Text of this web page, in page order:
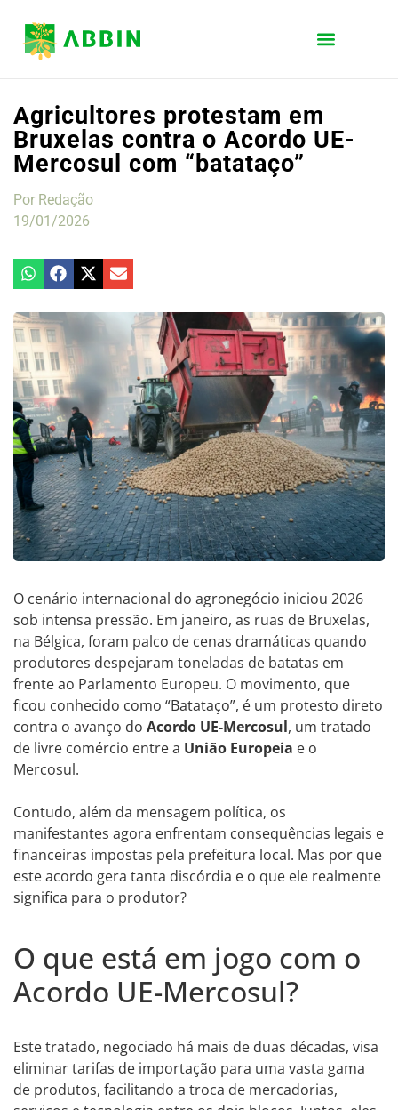
Agricultores protestam em
Bruxelas contra o Acordo UE-
Mercosul com “batataço”
Por Redação
19/01/2026
O cenário internacional do agronegócio iniciou 2026
sob intensa pressão. Em janeiro, as ruas de Bruxelas,
na Bélgica, foram palco de cenas dramáticas quando
produtores despejaram toneladas de batatas em
frente ao Parlamento Europeu. O movimento, que
ficou conhecido como “Batataço”, é um protesto direto
contra o avanço do Acordo UE-Mercosul, um tratado
de livre comércio entre a União Europeia e o
Mercosul.
Contudo, além da mensagem política, os
manifestantes agora enfrentam consequências legais e
financeiras impostas pela prefeitura local. Mas por que
este acordo gera tanta discórdia e o que ele realmente
significa para o produtor?
O que está em jogo com o
Acordo UE-Mercosul?
Este tratado, negociado há mais de duas décadas, visa
eliminar tarifas de importação para uma vasta gama
de produtos, facilitando a troca de mercadorias,